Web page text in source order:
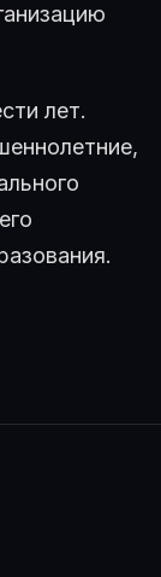
лет.